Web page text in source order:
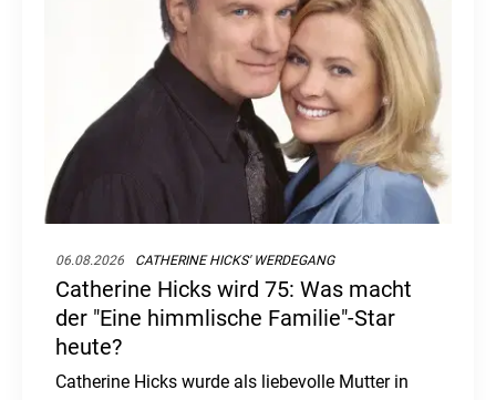
06.08.2026 CATHERINE HICKS' WERDEGANG
Catherine Hicks wird 75: Was macht
der "Eine himmlische Familie"-Star
heute?
Catherine Hicks wurde als liebevolle Mutter in